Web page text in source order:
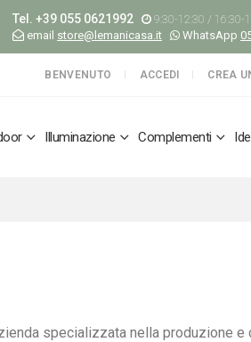
Tel. +39 055 0621992
9:30-12:30 / 16:30-
email store@lemanicasa.it WhatsApp
BENVENUTO ACCEDI CREA
Illuminazione Complementi
specializzata nella produzione